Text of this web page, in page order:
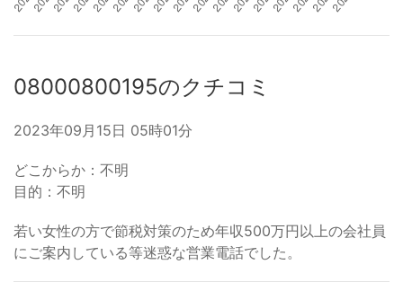
08000800195のクチコミ
2023年09月15日 05時01分
どこからか：不明
目的：不明
若い女性の方で節税対策のため年収500万円以上の会社員
にご案内している等迷惑な営業電話でした。